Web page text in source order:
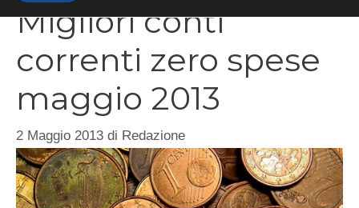
Migliori conti
correnti zero spese
maggio 2013
2 Maggio 2013 di Redazione